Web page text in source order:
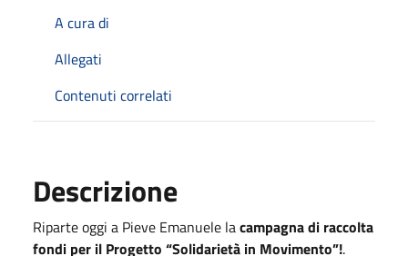
A cura di
Allegati
Contenuti correlati
Descrizione
Riparte oggi a Pieve Emanuele lacampagna di raccolta
fondi per il Progetto “Solidarietà in Movimento”!.